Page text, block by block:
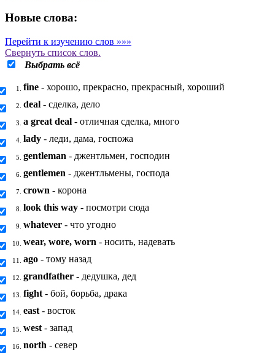
Новые слова:
Перейти к изучению слов »»»
Свернуть список слов.
Выбрать всё
1. fine - хорошо, прекрасно, прекрасный, хороший
2. deal - сделка, дело
3. a great deal - отличная сделка, много
4. lady - леди, дама, госпожа
5. gentleman - джентльмен, господин
6. gentlemen - джентльмены, господа
7. crown - корона
8. look this way - посмотри сюда
9. whatever - что угодно
10. wear, wore, worn - носить, надевать
11. ago - тому назад
12. grandfather - дедушка, дед
13. fight - бой, борьба, драка
14. east - восток
15. west - запад
16. north - север